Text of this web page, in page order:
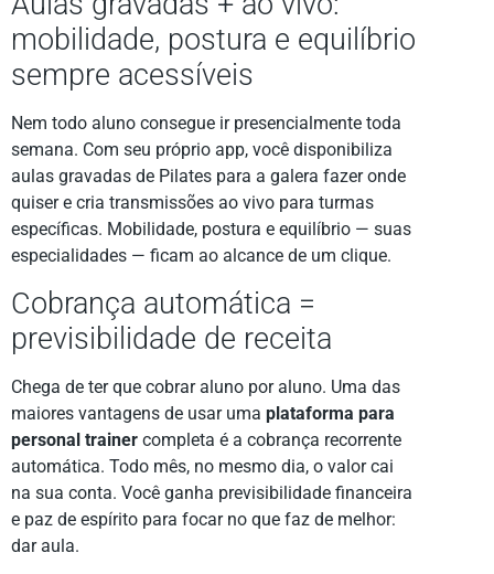
mobilidade, postura e equilíbrio
sempre acessíveis
Nem todo aluno consegue ir presencialmente toda
semana. Com seu próprio app, você disponibiliza
aulas gravadas de Pilates para a galera fazer onde
quiser e cria transmissões ao vivo para turmas
específicas. Mobilidade, postura e equilíbrio — suas
especialidades — ficam ao alcance de um clique.
Cobrança automática =
previsibilidade de receita
Chega de ter que cobrar aluno por aluno. Uma das
maiores vantagens de usar uma plataforma para
personal trainer completa é a cobrança recorrente
automática. Todo mês, no mesmo dia, o valor cai
na sua conta. Você ganha previsibilidade financeira
e paz de espírito para focar no que faz de melhor:
dar aula.